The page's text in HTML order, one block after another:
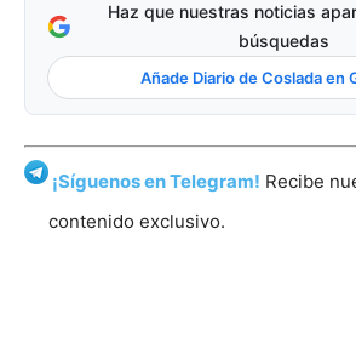
Haz que nuestras noticias
búsquedas
Añade Diario de Coslada en
¡Síguenos en Telegram! Recibe
contenido exclusivo.